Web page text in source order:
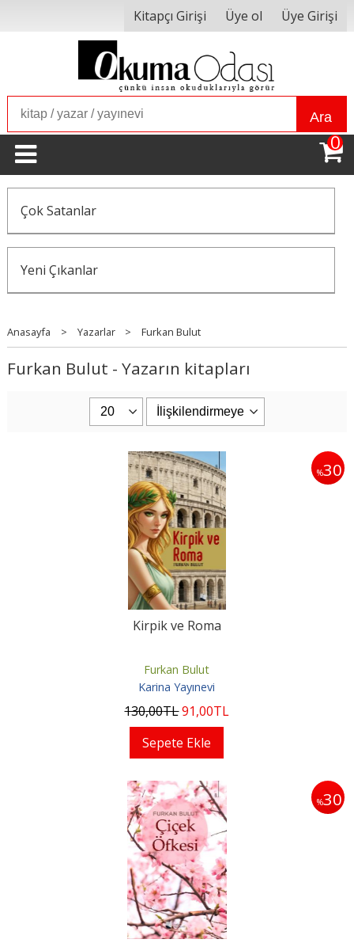
Kitapçı Girişi Üye ol Üye Girişi
Ara
0
Çok Satanlar
Yeni Çıkanlar
Anasayfa > Yazarlar > Furkan Bulut
Furkan Bulut - Yazarın kitapları
%30
Kirpik ve Roma
Furkan Bulut
Karina Yayınevi
130,00TL91,00TL
Sepete Ekle
%30